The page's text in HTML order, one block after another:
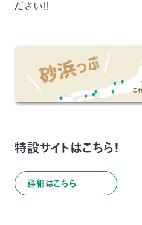
ださい！！
特設サイトはこちら！
詳細はこちら